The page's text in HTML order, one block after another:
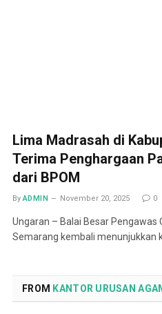
Lima Madrasah di
Terima Penghargaan
dari BPOM
By ADMIN November 20, 2025 0
Ungaran – Balai Besar Pengawas
Semarang kembali menunjukkan
FROM KANTOR URUSAN